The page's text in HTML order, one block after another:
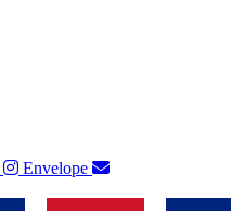
Envelope